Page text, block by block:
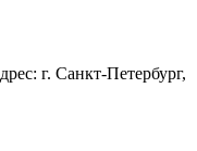
г. Санкт-Петербург,